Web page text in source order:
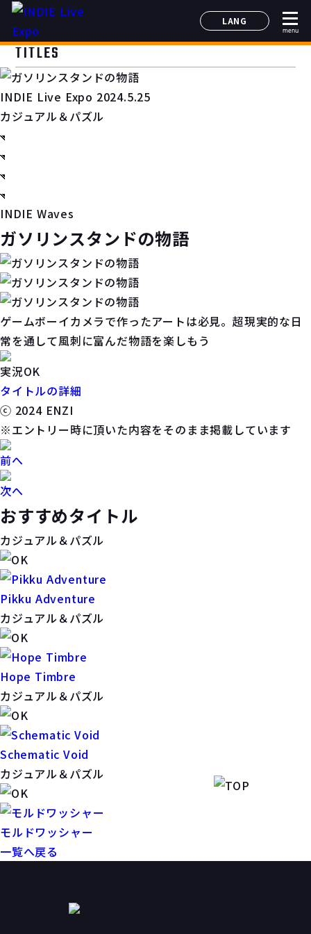
LANG
日本語
menu
TITLES
INDIE Live Expo 2024.5.25
カジュアル＆パズル
INDIE Waves
ガソリンスタンドの物語
ゲームボーイカメラで作ったアートは必見。超現実的な日
常を通して風刺に富んだ物語を楽しもう
実況OK
タイトルの詳細
ⓒ 2024 ENZI
※エントリー時に頂いた内容をそのまま掲載しています
前へ
次へ
おすすめタイトル
カジュアル＆パズル
Pikku Adventure
カジュアル＆パズル
Hope Timbre
カジュアル＆パズル
Schematic Void
カジュアル＆パズル
モルドワッシャー
一覧へ戻る